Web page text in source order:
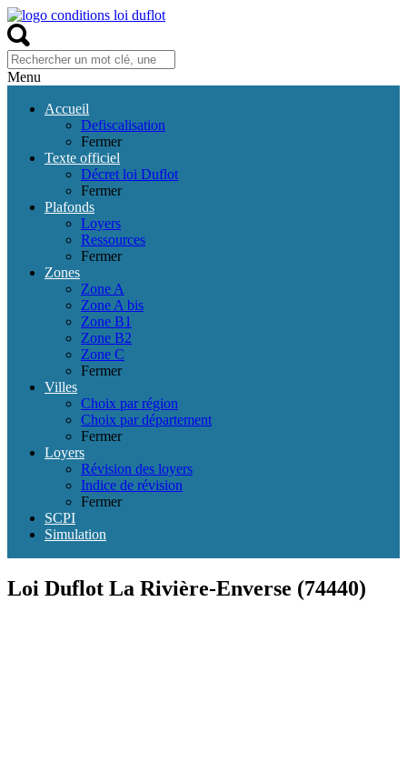
Menu
Accueil
Defiscalisation
Fermer
Texte officiel
Décret loi Duflot
Fermer
Plafonds
Loyers
Ressources
Fermer
Zones
Zone A
Zone A bis
Zone B1
Zone B2
Zone C
Fermer
Villes
Choix par région
Choix par département
Fermer
Loyers
Révision des loyers
Indice de révision
Fermer
SCPI
Simulation
Loi Duflot La Rivière-Enverse (74440)